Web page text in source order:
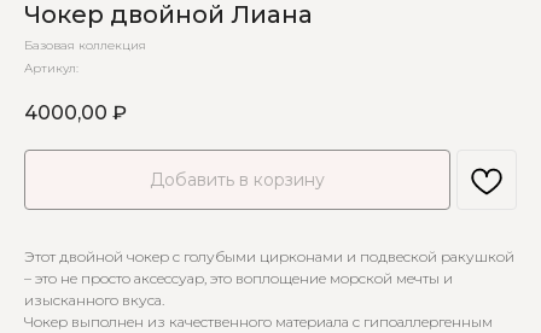
Чокер двойной Лиана
Базовая коллекция
Артикул:
4000,00 ₽
Добавить в корзину
Этот двойной чокер с голубыми цирконами и подвеской ракушкой
– это не просто аксессуар, это воплощение морской мечты и
изысканного вкуса.
Чокер выполнен из качественного материала с гипоаллергенным